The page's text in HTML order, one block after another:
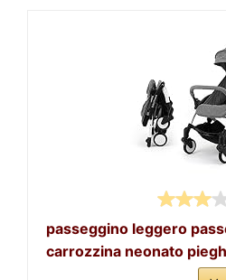
passeggino leggero
carrozzina neonato